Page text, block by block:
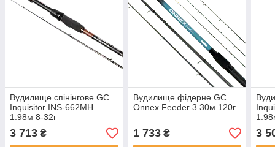
Вудилище спінінгове GC
Inquisitor INS-662MH
1.98м 8-32г
3 713 ₴
Вудилище фідерне GC
Onnex Feeder 3.30м 120г
1 733₴ 3